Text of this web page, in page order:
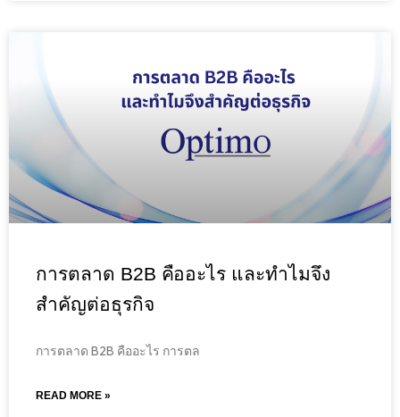
การตลาด B2B คืออะไร และทำไมจึง
สำคัญต่อธุรกิจ
การตลาด B2B คืออะไร การตล
READ MORE »